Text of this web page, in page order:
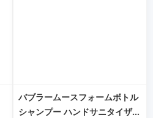
バブラームースフォームボトル
シャンプー ハンドサニタイザー